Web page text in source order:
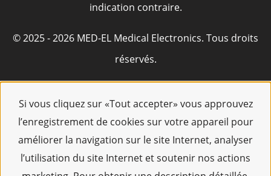
Si vous cliquez sur «Tout accepter» vous approuvez
l’enregistrement de cookies sur votre appareil pour
améliorer la navigation sur le site Internet, analyser
l’utilisation du site Internet et soutenir nos actions
indication contraire.
© 2025 - 2026 MED-EL Medical Electronics. Tous droits
réservés.